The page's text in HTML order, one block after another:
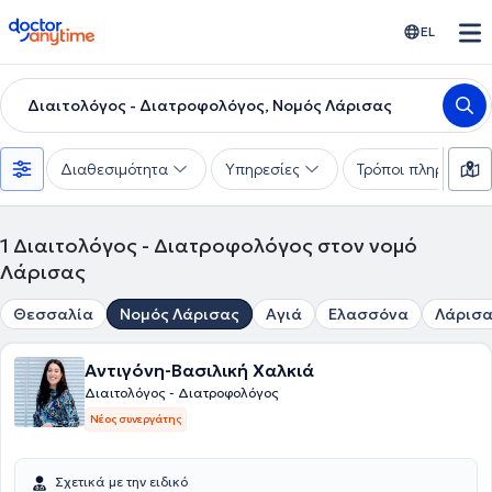
doctoranytime EL
Διαιτολόγος - Διατροφολόγος, Νομός Λάρισας
Διαθεσιμότητα Υπηρεσίες Τρόποι πληρωμής
1 Διαιτολόγος - Διατροφολόγος στον νομό
Λάρισας
Θεσσαλία Νομός Λάρισας Αγιά Ελασσόνα Λάρισα
Αντιγόνη-Βασιλική Χαλκιά
Διαιτολόγος - Διατροφολόγος
Νέος συνεργάτης
Σχετικά με την ειδικό